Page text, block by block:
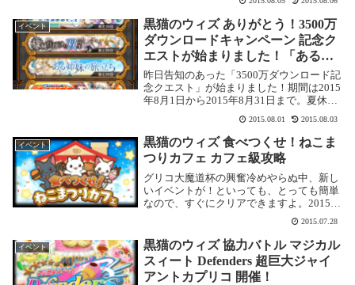
情報を書いておきます。強力バトル「歪絡
たる神魔の樹」の消費魔半減！8月6日 0：
00...
イベント
黒猫のウィズ ありがとう！3500万
ダウンロードキャンペーン 記念ク
エストが始まりました！「ある姉
妹の旅立ちクエスト」など全6種！
「線結び」「穴埋め」新形式のク
イズも登場！
昨日告知のあった「3500万ダウンロード記
念クエスト」が始まりました！期間は2015
年8月1日から2015年8月31日まで。夏休み
中の時間つぶしにピッタリ！2015年8月3日
追記「3500万ダウンロード記念クエスト」
でもらえる潜在能力解放カ...
2015.08.01 2015.08.03
イベント
黒猫のウィズ 食べつくせ！ねこま
つりカフェ カフェ級攻略
グリコ大魔道杯の興奮冷めやらぬ中、新し
いイベントが！といっても、とっても簡単
なので、すぐにクリアできますよ。2015年
8月4日までの期間限定なので、お忘れな
く。カフェ級の攻略基本情報消費魔力：初
回クリアまで：0／2回目以降：10魔導師ラ
ンク...
2015.07.28
イベント
黒猫のウィズ 協力バトル マジカル
スィート Defenders 超巨大ジャイ
アントカプリコ 開催！